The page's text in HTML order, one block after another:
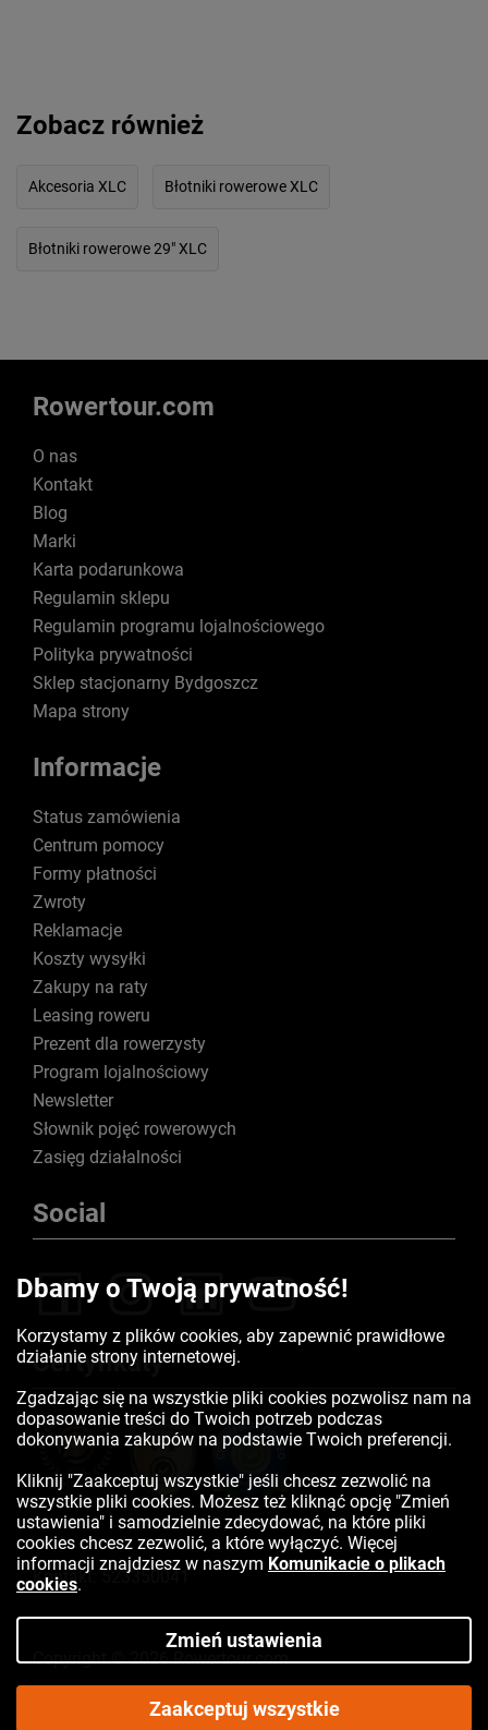
Zobacz również
Akcesoria XLC Błotniki rowerowe XLC
Błotniki rowerowe 29" XLC
Rowertour.com
O nas
Kontakt
Blog
Marki
Karta podarunkowa
Regulamin sklepu
Regulamin programu lojalnościowego
Polityka prywatności
Sklep stacjonarny Bydgoszcz
Mapa strony
Informacje
Status zamówienia
Centrum pomocy
Formy płatności
Zwroty
Reklamacje
Koszty wysyłki
Zakupy na raty
Leasing roweru
Prezent dla rowerzysty
Program lojalnościowy
Newsletter
Słownik pojęć rowerowych
Zasięg działalności
Social
Certyfikaty
Kontakt: 523350041
Copyright © 2026 Rowertour.com
Internetowy sklep rowerowy
Dbamy o Twoją prywatność!
Korzystamy z plików cookies, aby zapewnić prawidłowe
działanie strony internetowej.
Zgadzając się na wszystkie pliki cookies pozwolisz nam na
dopasowanie treści do Twoich potrzeb podczas
dokonywania zakupów na podstawie Twoich preferencji.
Kliknij "Zaakceptuj wszystkie" jeśli chcesz zezwolić na
wszystkie pliki cookies. Możesz też kliknąć opcję "Zmień
ustawienia" i samodzielnie zdecydować, na które pliki
cookies chcesz zezwolić, a które wyłączyć. Więcej
informacji znajdziesz w naszym Komunikacie o plikach
cookies.
Zmień ustawienia
Zaakceptuj wszystkie